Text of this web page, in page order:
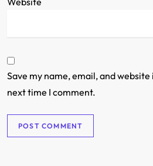
Save my name, email, and
next time I comment.